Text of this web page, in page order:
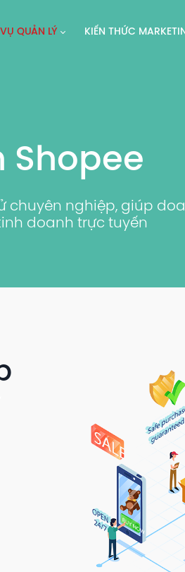
QUẢN LÝ KIẾN THỨC
Shopee
chuyên nghiệp, giúp
doanh trực tuyến